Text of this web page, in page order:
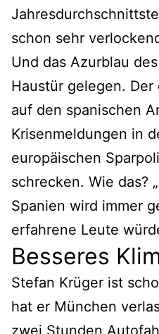
schon sehr
Und das Azurblau
Haustür gelegen.
auf den spanischen
Krisenmeldungen in
europäischen
schrecken. Wie das?
Spanien wird immer
erfahrene Leute
Besseres
Stefan Krüger ist
hat er München